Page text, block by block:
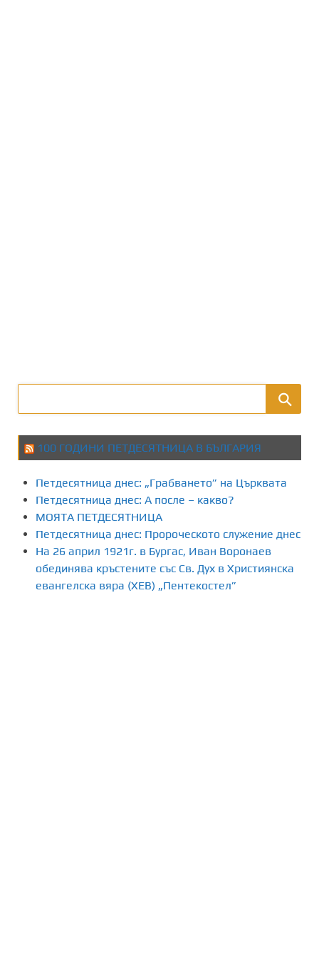
100 ГОДИНИ ПЕТДЕСЯТНИЦА В БЪЛГАРИЯ
Петдесятница днес: „Грабването” на Църквата
Петдесятница днес: А после – какво?
МОЯТА ПЕТДЕСЯТНИЦА
Петдесятница днес: Пророческото служение днес
На 26 април 1921г. в Бургас, Иван Воронаев
обединява кръстените със Св. Дух в Християнска
евангелска вяра (ХЕВ) „Пентекостел”